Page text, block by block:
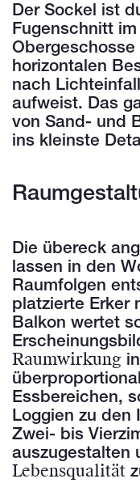
Der Sockel ist
Fugenschnitt
horizontalen
nach
aufweist. Das
von Sand- und
ins kleinste
Die übereck
lassen in den
Raumfolgen
platzierte Erker
Balkon wertet
Raumwirkung
Essbereichen,
Loggien zu den
Zwei- bis
auszugestalten
Lebensqualität